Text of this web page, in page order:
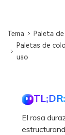
Tema
Paleta
Paletas de
uso
TL;DR:
El rosa